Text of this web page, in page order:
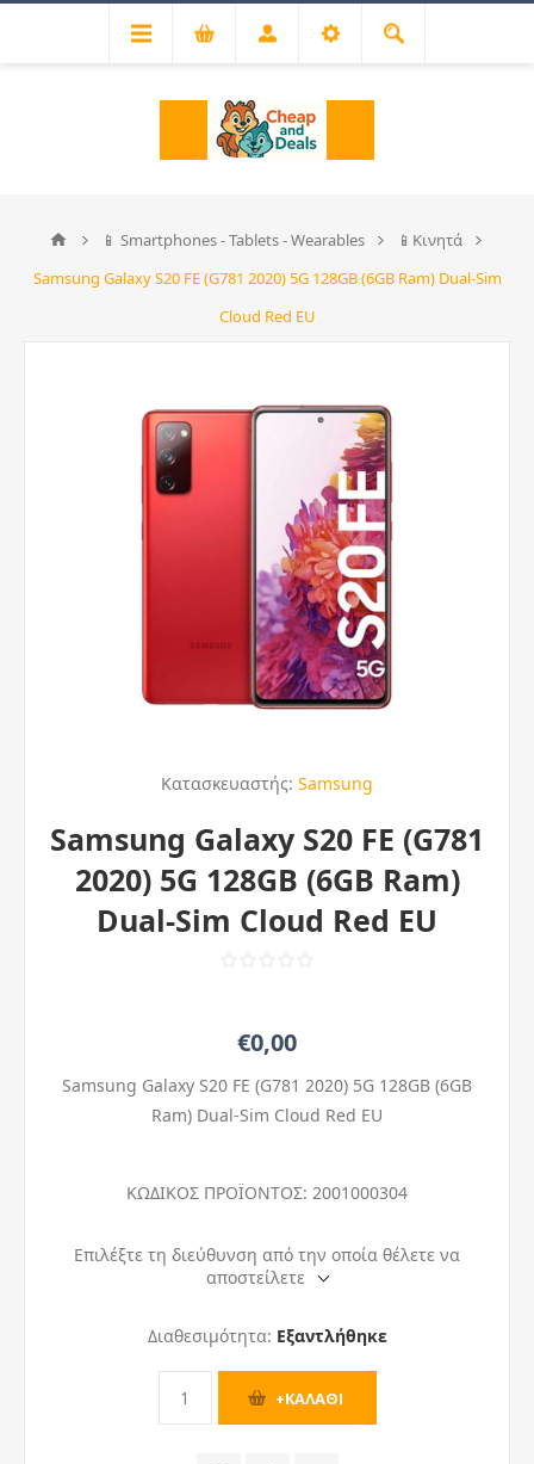
📱 Smartphones - Tablets - Wearables
📱Κινητά
Samsung Galaxy S20 FE (G781 2020) 5G 128GB (6GB Ram) Dual-Sim
Cloud Red EU
Κατασκευαστής: Samsung
Samsung Galaxy S20 FE (G781
2020) 5G 128GB (6GB Ram)
Dual-Sim Cloud Red EU
€0,00
Samsung Galaxy S20 FE (G781 2020) 5G 128GB (6GB
Ram) Dual-Sim Cloud Red EU
ΚΩΔΙΚΟΣ ΠΡΟΪΟΝΤΟΣ: 2001000304
Επιλέξτε τη διεύθυνση από την οποία θέλετε να
αποστείλετε
Διαθεσιμότητα: Εξαντλήθηκε